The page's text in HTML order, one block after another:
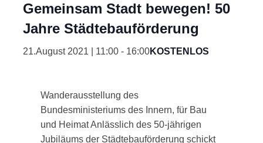
Gemeinsam Stadt bewegen! 50
Jahre Städtebauförderung
21.August 2021 | 11:00- 16:00KOSTENLOS
Wanderausstellung des
Bundesministeriums des Innern, für Bau
und Heimat Anlässlich des 50-jährigen
Jubiläums der Städtebauförderung schickt